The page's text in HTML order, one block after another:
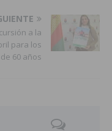
a la
para los
60 años